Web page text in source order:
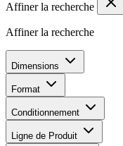
Affiner la recherche
Affiner la recherche
Dimensions
Format
Conditionnement
Ligne de Produit